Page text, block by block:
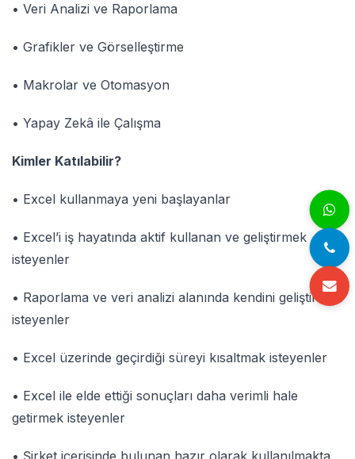
• Veri Analizi ve Raporlama
• Grafikler ve Görselleştirme
• Makrolar ve Otomasyon
• Yapay Zekâ ile Çalışma
Kimler Katılabilir?
• Excel kullanmaya yeni başlayanlar
• Excel’i iş hayatında aktif kullanan ve geliştirmek
isteyenler
• Raporlama ve veri analizi alanında kendini geliştirmek
isteyenler
• Excel üzerinde geçirdiği süreyi kısaltmak isteyenler
• Excel ile elde ettiği sonuçları daha verimli hale
getirmek isteyenler
• Şirket içerisinde bulunan hazır olarak kullanılmakta